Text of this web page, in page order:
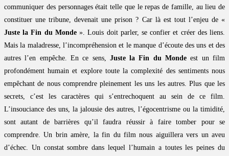
communiquer des personnages était telle que le repas de famille, au lieu de
constituer une tribune, devenait une prison ? Car là est tout l’enjeu de «
Juste la Fin du Monde». Louis doit parler, se confier et créer des liens.
Mais la maladresse, l’incompréhension et le manque d’écoute des uns et des
autres l’en empêche. En ce sens, Juste la Fin du Monde est un film
profondément humain et explore toute la complexité des sentiments nous
empêchant de nous comprendre pleinement les uns les autres. Plus que les
secrets, c’est les caractères qui s’entrechoquent au sein de ce film.
L’insouciance des uns, la jalousie des autres, l’égocentrisme ou la timidité,
sont autant de barrières qu’il faudra réussir à faire tomber pour se
comprendre. Un brin amère, la fin du film nous aiguillera vers un aveu
d’échec. Un constat sombre dans lequel l’humain a toutes les peines du